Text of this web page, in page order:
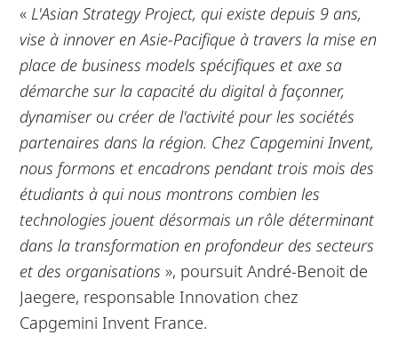
« L'Asian Strategy Project, qui existe depuis 9 ans,
vise à innover en Asie-Pacifique à travers la mise en
place de business models spécifiques et axe sa
démarche sur la capacité du digital à façonner,
dynamiser ou créer de l'activité pour les sociétés
partenaires dans la région. Chez Capgemini Invent,
nous formons et encadrons pendant trois mois des
étudiants à qui nous montrons combien les
technologies jouent désormais un rôle déterminant
dans la transformation en profondeur des secteurs
et des organisations», poursuit André-Benoit de
Jaegere, responsable Innovation chez
Capgemini Invent France.